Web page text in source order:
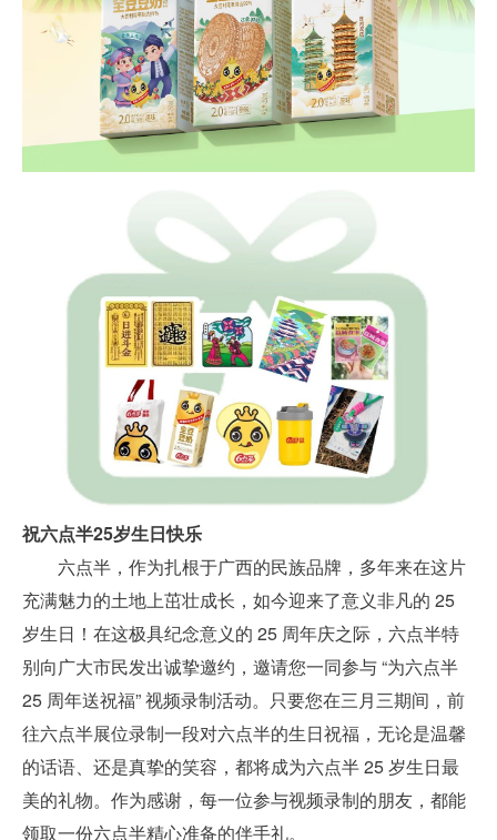
祝六点半25岁生日快乐
六点半，作为扎根于广西的民族品牌，多年来在这片
充满魅力的土地上茁壮成长，如今迎来了意义非凡的 25
岁生日！在这极具纪念意义的 25 周年庆之际，六点半特
别向广大市民发出诚挚邀约， 邀请您一同参与 “为六点半
25 周年送祝福” 视频录制活动。 只要您在三月三期间，前
往六点半展位录制一段对六点半的生日祝福，无论是温馨
的话语、还是真挚的笑容，都将成为六点半 25 岁生日最
美的礼物。作为感谢，每一位参与视频录制的朋友，都能
领取一份六点半精心准备的伴手礼。